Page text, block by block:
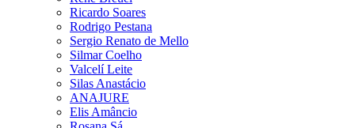
Ricardo Soares
Rodrigo Pestana
Sergio Renato de Mello
Silmar Coelho
Valcelí Leite
Silas Anastácio
ANAJURE
Elis Amâncio